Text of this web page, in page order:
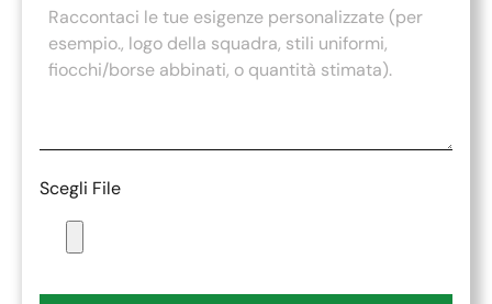
Scegli File